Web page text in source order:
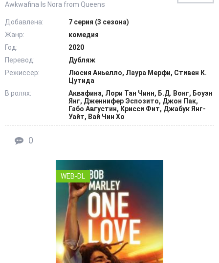
Awkwafina Is Nora from Queens
Добавлена:
7 серия (3 сезона)
Жанр:
комедия
Год:
2020
Перевод:
Дубляж
Режиссер:
Люсия Аньелло, Лаура Мерфи, Стивен К.
Цутида
В ролях:
Аквафина, Лори Тан Чинн, Б.Д. Вонг, Боуэн
Янг, Дженнифер Эспозито, Джон Пак,
Габо Августин, Крисси Фит, Джабук Янг-
Уайт, Вай Чин Хо
0
WEB-DL